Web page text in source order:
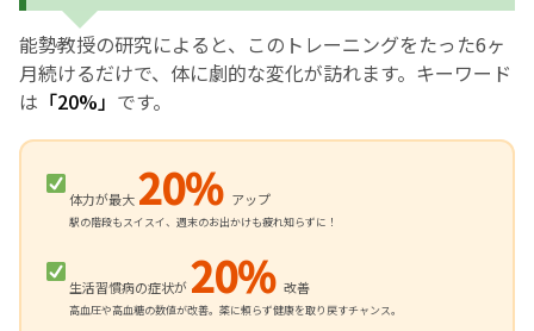
能勢教授の研究によると、このトレーニングをたった6ヶ
月続けるだけで、体に劇的な変化が訪れます。キーワード
は 「20%」 です。
体力が最大20% アップ
駅の階段もスイスイ、週末のお出かけも疲れ知らずに！
生活習慣病の症状が20% 改善
高血圧や高血糖の数値が改善。薬に頼らず健康を取り戻すチャンス。